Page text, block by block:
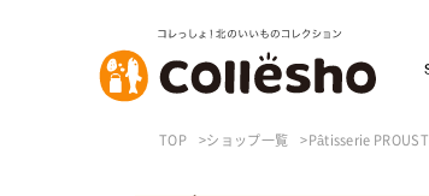
TOP ショップ一覧 Pâtisserie PROUST